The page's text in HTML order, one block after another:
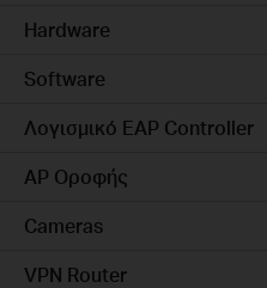
Hardware
Software
Λογισμικό EAP Controller
AP Οροφής
Cameras
VPN Router